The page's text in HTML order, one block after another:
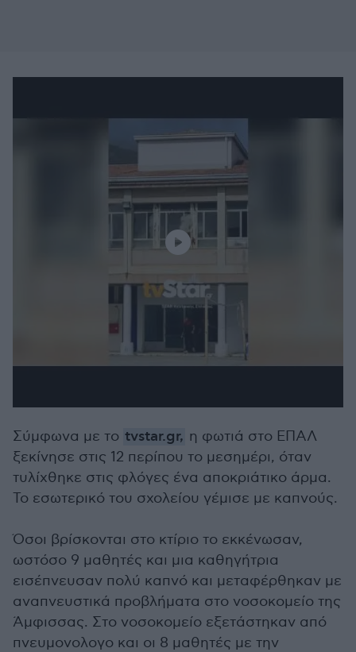
Σύμφωνα με το tvstar.gr, η φωτιά στο ΕΠΑΛ
ξεκίνησε στις 12 περίπου το μεσημέρι, όταν
τυλίχθηκε στις φλόγες ένα αποκριάτικο άρμα.
Το εσωτερικό του σχολείου γέμισε με καπνούς.
Όσοι βρίσκονται στο κτίριο το εκκένωσαν,
ωστόσο 9 μαθητές και μια καθηγήτρια
εισέπνευσαν πολύ καπνό και μεταφέρθηκαν με
αναπνευστικά προβλήματα στο νοσοκομείο της
Άμφισσας. Στο νοσοκομείο εξετάστηκαν από
πνευμονολογο και οι 8 μαθητές με την